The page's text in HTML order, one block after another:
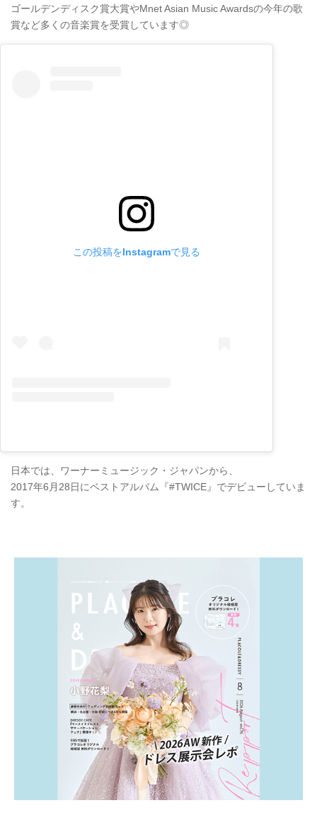
ゴールデンディスク賞大賞やMnet Asian Music Awardsの今年の歌
賞など多くの音楽賞を受賞しています◎
この投稿をInstagramで見る
日本では、ワーナーミュージック・ジャパンから、
2017年6月28日にベストアルバム『#TWICE』でデビューしていま
す。